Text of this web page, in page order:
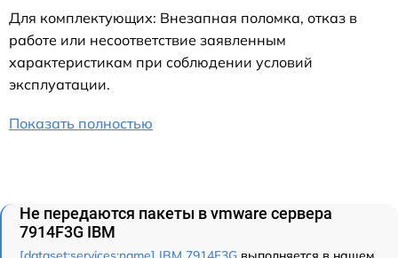
Для комплектующих: Внезапная поломка, отказ в
работе или несоответствие заявленным
характеристикам при соблюдении условий
эксплуатации.
Показать полностью
Не передаются пакеты в vmware сервера
7914F3G IBM